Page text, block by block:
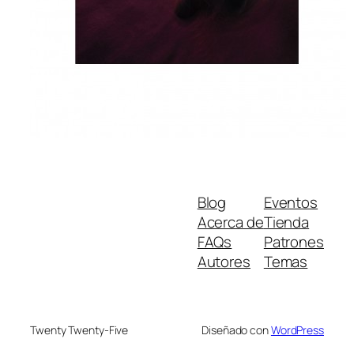
Blog
Acerca de
FAQs
Autores
Eventos
Tienda
Patrones
Temas
Twenty Twenty-Five Diseñado conWordPress